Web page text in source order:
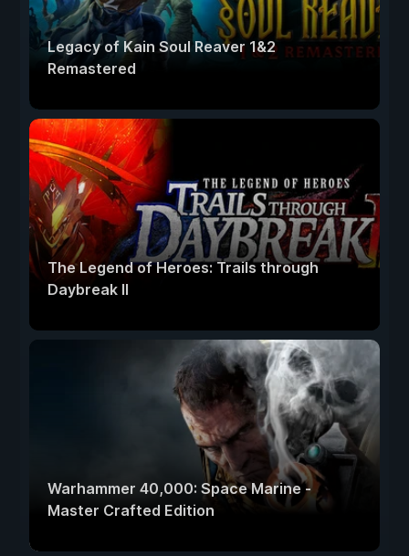
Legacy of Kain Soul Reaver 1&2
Remastered
The Legend of Heroes: Trails through
Daybreak II
Warhammer 40,000: Space Marine -
Master Crafted Edition